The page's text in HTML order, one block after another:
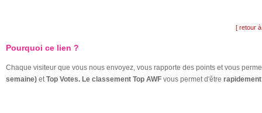
[ retour
Pourquoi ce lien ?
Chaque visiteur que vous nous envoyez, vous rapporte des points et vous
semaine) etTop Votes. Le classement Top AWF vous permet d'être